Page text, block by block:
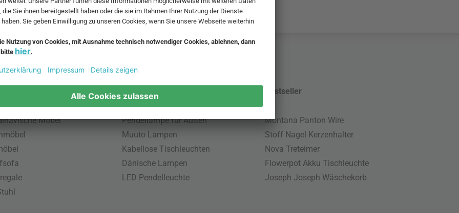
und zzgl.
Möbel
Beliebte Leuchten
Pendellampe für Außen
Muuto Lampen
Kabellose Tischleuchten
Dänische Lampen
LED Pendelleuchte
Bestseller
Montana Panton Wire
Stoff Nagel Kerzenhalter
Nova Treteimer
Flowerpot Akku Tischleuchte
Joseph Joseph Wäschekorb